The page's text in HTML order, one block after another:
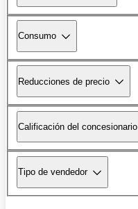
Consumo
Reducciones de precio
Calificación del concesionario
Tipo de vendedor